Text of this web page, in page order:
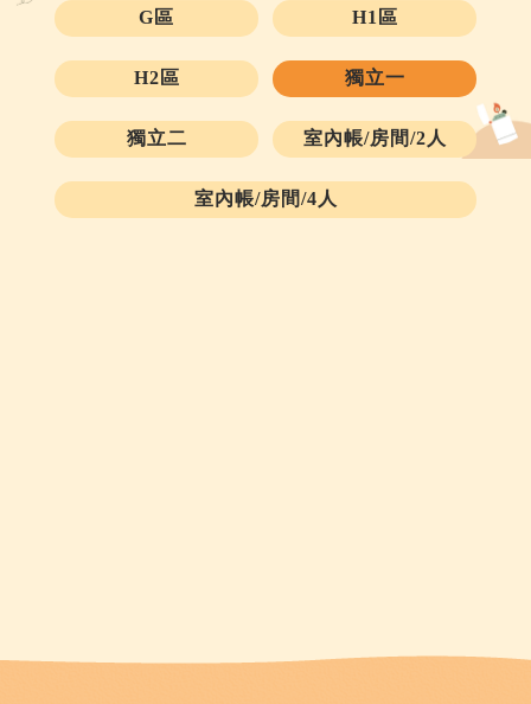
G區 H1區
H2區 獨立一
獨立二 室內帳/房間/2人
室內帳/房間/4人